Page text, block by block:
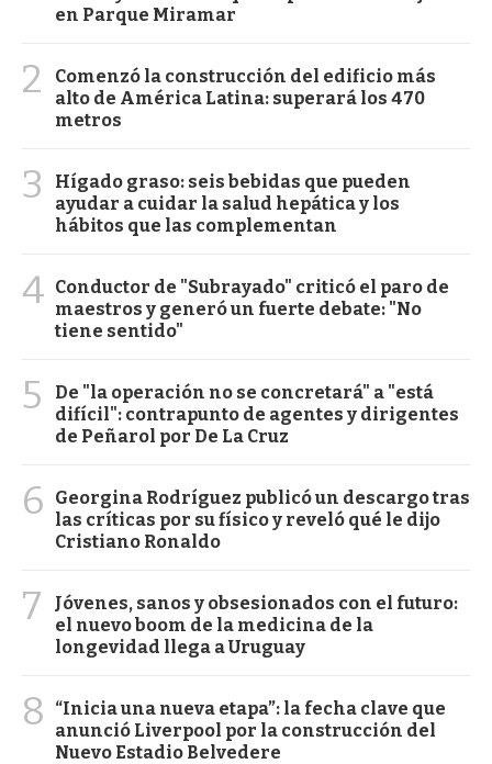
en Parque Miramar
2
Comenzó la construcción del edificio más
alto de América Latina: superará los 470
metros
3
Hígado graso: seis bebidas que pueden
ayudar a cuidar la salud hepática y los
hábitos que las complementan
4 Conductor de "Subrayado" criticó el paro de
maestros y generó un fuerte debate: "No
tiene sentido"
5
De "la operación no se concretará" a "está
difícil": contrapunto de agentes y dirigentes
de Peñarol por De La Cruz
6
Georgina Rodríguez publicó un descargo tras
las críticas por su físico y reveló qué le dijo
Cristiano Ronaldo
7
Jóvenes, sanos y obsesionados con el futuro:
el nuevo boom de la medicina de la
longevidad llega a Uruguay
8
“Inicia una nueva etapa”: la fecha clave que
anunció Liverpool por la construcción del
Nuevo Estadio Belvedere